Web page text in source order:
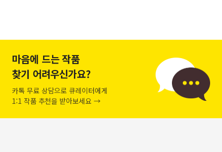
마음에 드는 작품
찾기 어려우신가요?
카톡 무료 상담으로 큐레이터에게
1:1 작품 추천을 받아보세요 →